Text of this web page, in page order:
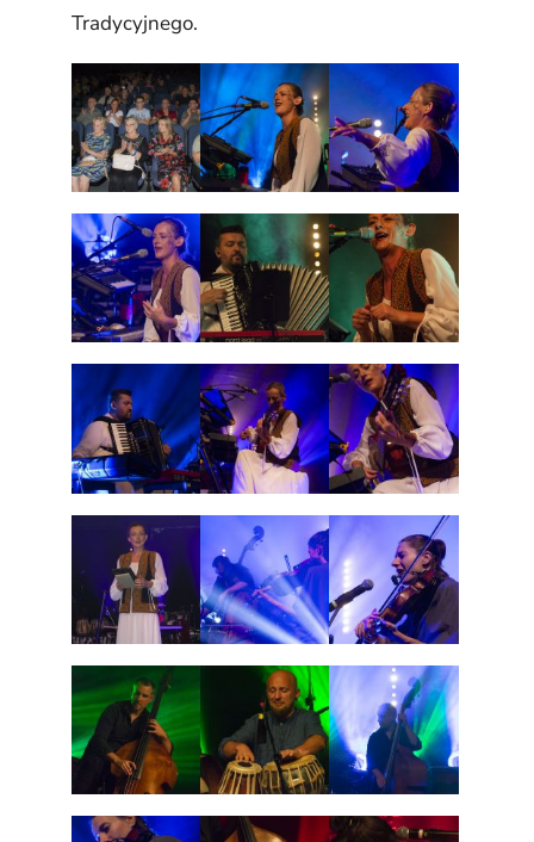
Tradycyjnego.